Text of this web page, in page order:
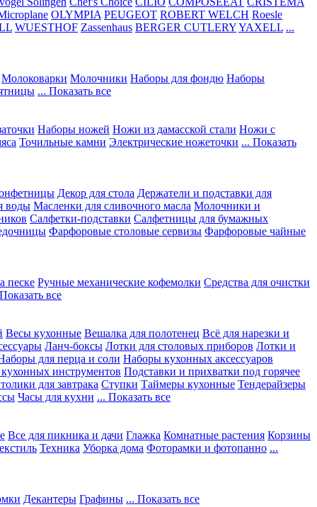
OLYMPIA PEUGEOT ROBERT WELCH Roesle
WUESTHOF Zassenhaus BERGER CUTLERYYAXELL ...
Молоковарки Молочники Наборы для фондю Наборы
... Показать все
Наборы ножей Ножи из дамасской стали Ножи с
Точильные камни Электрические ножеточки ... Показать
Декор для стола Держатели и подставки для
воды Масленки для сливочного масла Молочники и
Салфетки-подставки Салфетницы для бумажных
Фарфоровые столовые сервизы Фарфоровые чайные
песке Ручные механические кофемолки Средства для очистки
все
Весы кухонные Вешалка для полотенец Всё для нарезки и
Ланч-боксы Лотки для столовых приборов Лотки и
для перца и соли Наборы кухонных аксессуаров
инструментов Подставки и прихватки под горячее
для завтрака Ступки Таймеры кухонные Тендерайзеры
Часы для кухни ... Показать все
Все для пикника и дачи Глажка Комнатные растения Корзины
Техника Уборка дома Фоторамки и фотопанно ...
Декантеры Графины ... Показать все